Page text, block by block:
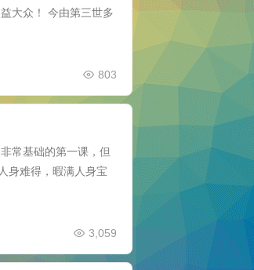
大众！ 今由第三世多
803
常基础的第一课，但
身难得，暇满人身宝
3,059